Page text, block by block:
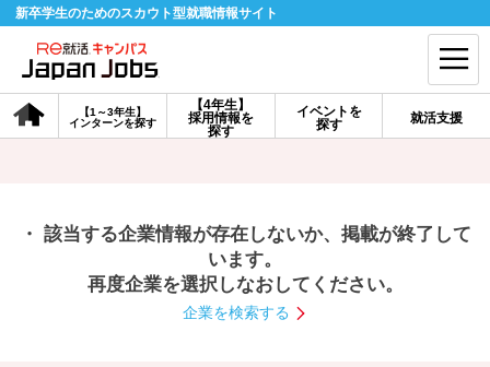
新卒学生のためのスカウト型就職情報サイト
【4年生】
採用情報を
探す
【1～3年生】
インターンを探す
イベントを
探す
就活支援
会員登録 ログイン
探す
【4年生】
説明会を探す
・ 該当する企業情報が存在しないか、掲載が終了して
います。
再度企業を選択しなおしてください。
企業を検索する